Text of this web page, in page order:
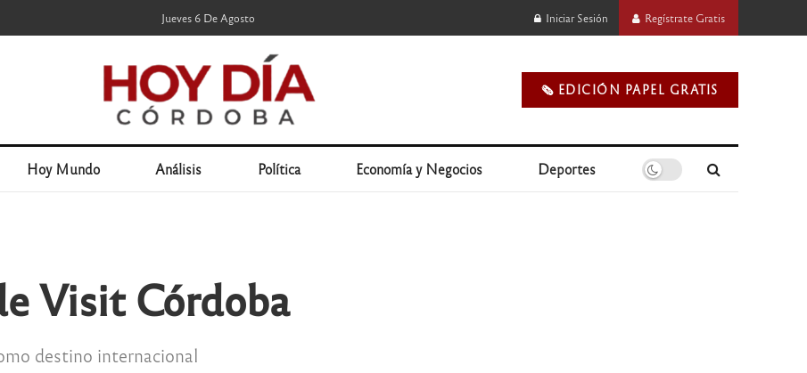
Jueves 6 De Agosto Iniciar Sesión Regístrate Gratis
🗞️ EDICIÓN PAPEL GRATIS
Hoy Mundo Análisis Política Economía y Negocios Deportes
Visit Córdoba
destino internacional